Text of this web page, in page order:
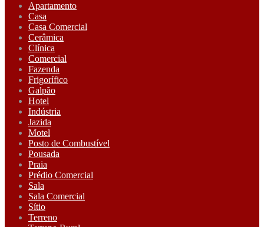
Apartamento
Casa
Casa Comercial
Cerâmica
Clínica
Comercial
Fazenda
Frigorífico
Galpão
Hotel
Indústria
Jazida
Motel
Posto de Combustível
Pousada
Praia
Prédio Comercial
Sala
Sala Comercial
Sítio
Terreno